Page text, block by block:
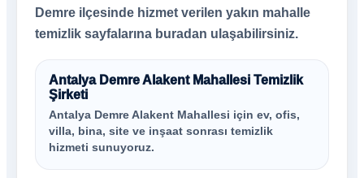
Demre ilçesinde hizmet verilen yakın mahalle
temizlik sayfalarına buradan ulaşabilirsiniz.
Antalya Demre Alakent Mahallesi Temizlik
Şirketi
Antalya Demre Alakent Mahallesi için ev, ofis,
villa, bina, site ve inşaat sonrası temizlik
hizmeti sunuyoruz.